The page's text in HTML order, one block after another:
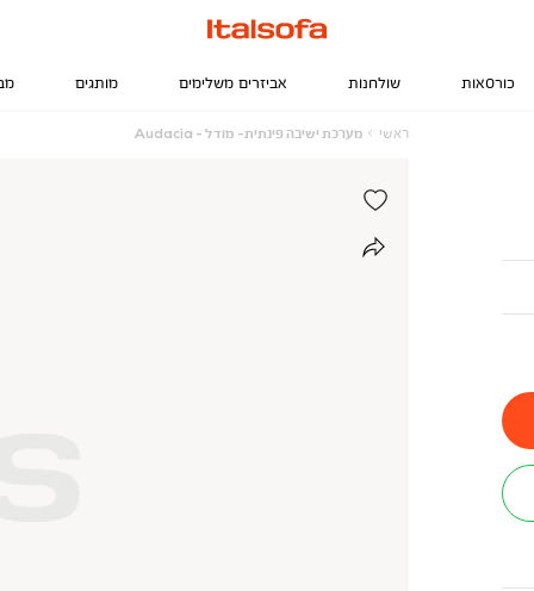
כורסאות שולחנות אביזרים משלימים מותגים
ראשי ראשי
מערכת ישיבה פינתית- מודל - Audacia
מערכת